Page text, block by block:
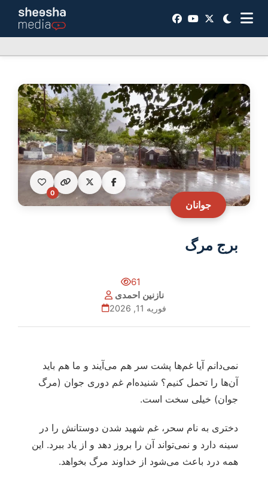
جوانان
0
برج مرگ
61
نازنین احمدی
فوریه 11, 2026
نمی‌دانم آیا غم‌ها پشت سر هم می‌آیند و ما هم باید
آن‌ها را تحمل کنیم؟ شنیده‌ام غم دوری جوان (مرگ
جوان) خیلی سخت است.
دختری به نام سحر، غم شهید شدن دوستانش را در
سینه دارد و نمی‌تواند آن را بروز دهد و از یاد ببرد. این
همه درد باعث می‌شود از خداوند مرگ بخواهد.